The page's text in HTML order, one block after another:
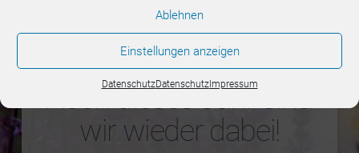
Ablehnen
Einstellungen anzeigen
DatenschutzDatenschutzImpressum
Auch dieses Jahr sind
wir wieder dabei!